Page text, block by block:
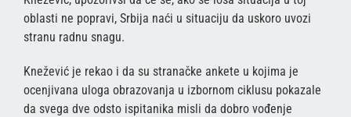
oblasti ne popravi, Srbija naći u situaciju da uskoro uvozi
stranu radnu snagu.
Knežević je rekao i da su stranačke ankete u kojima je
ocenjivana uloga obrazovanja u izbornom ciklusu pokazale
da svega dve odsto ispitanika misli da dobro vođenje